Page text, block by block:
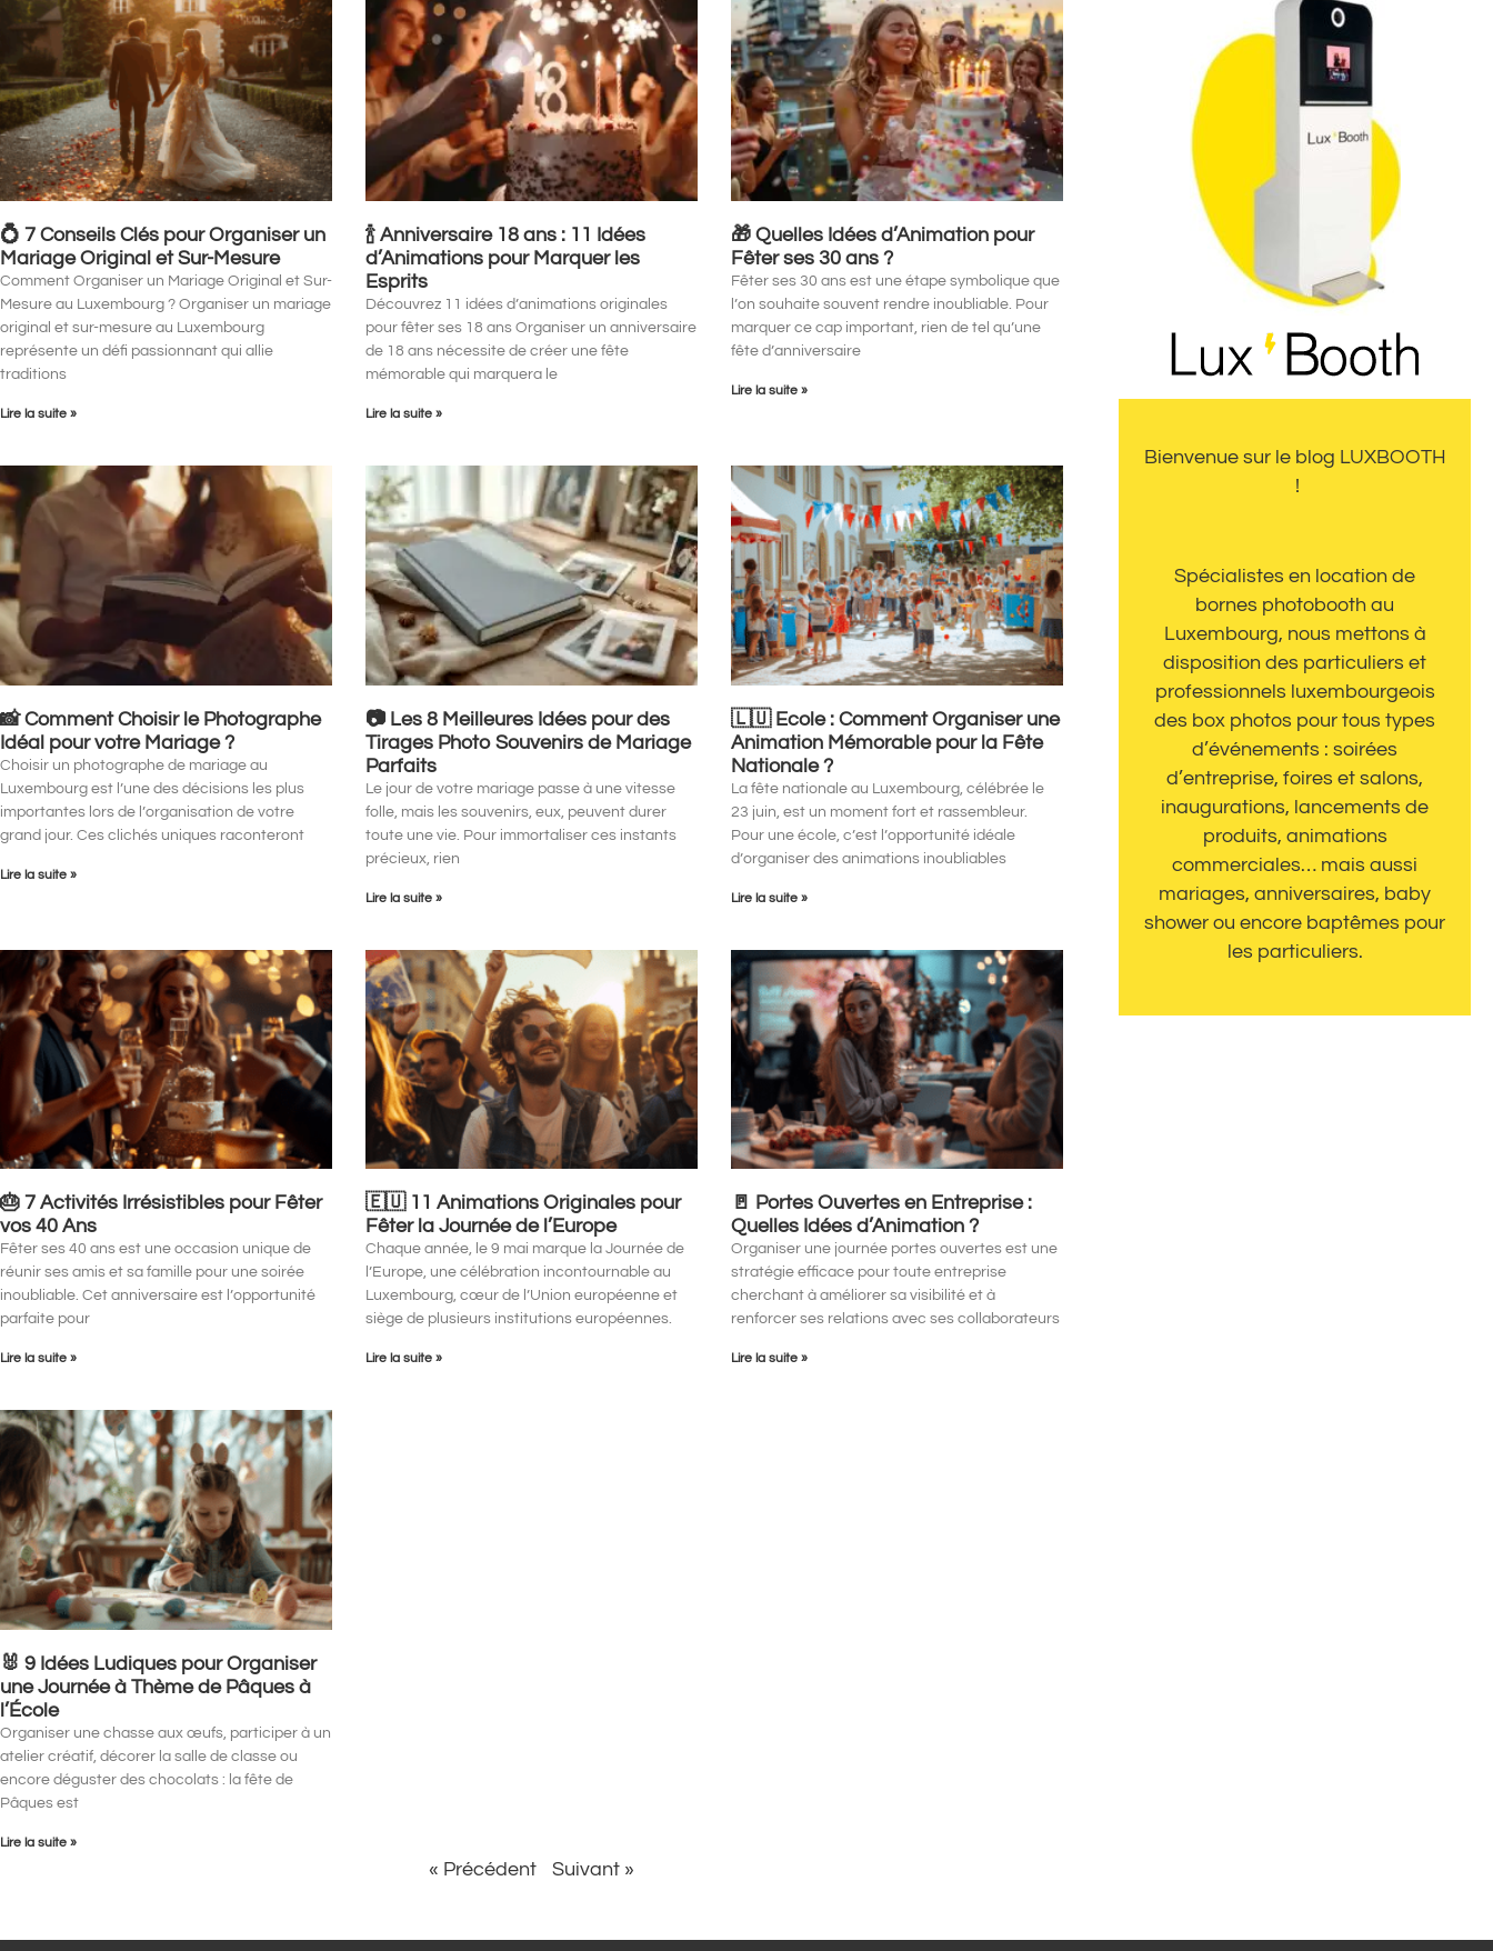
💍 7 Conseils Clés pour Organiser un
Mariage Original et Sur-Mesure
Comment Organiser un Mariage Original et Sur-
Mesure au Luxembourg ? Organiser un mariage
original et sur-mesure au Luxembourg
représente un défi passionnant qui allie
traditions
Lire la suite »
🍾 Anniversaire 18 ans : 11 Idées
d’Animations pour Marquer les
Esprits
Découvrez 11 idées d’animations originales
pour fêter ses 18 ans Organiser un anniversaire
de 18 ans nécessite de créer une fête
mémorable qui marquera le
Lire la suite »
🎁 Quelles Idées d’Animation pour
Fêter ses 30 ans ?
Fêter ses 30 ans est une étape symbolique que
l’on souhaite souvent rendre inoubliable. Pour
marquer ce cap important, rien de tel qu’une
fête d’anniversaire
Lire la suite »
📸 Comment Choisir le Photographe
Idéal pour votre Mariage ?
Choisir un photographe de mariage au
Luxembourg est l’une des décisions les plus
importantes lors de l’organisation de votre
grand jour. Ces clichés uniques raconteront
Lire la suite »
📷 Les 8 Meilleures Idées pour des
Tirages Photo Souvenirs de Mariage
Parfaits
Le jour de votre mariage passe à une vitesse
folle, mais les souvenirs, eux, peuvent durer
toute une vie. Pour immortaliser ces instants
précieux, rien
Lire la suite »
🇱🇺 Ecole : Comment Organiser une
Animation Mémorable pour la Fête
Nationale ?
La fête nationale au Luxembourg, célébrée le
23 juin, est un moment fort et rassembleur.
Pour une école, c’est l’opportunité idéale
d’organiser des animations inoubliables
Lire la suite »
🎂 7 Activités Irrésistibles pour Fêter
vos 40 Ans
Fêter ses 40 ans est une occasion unique de
réunir ses amis et sa famille pour une soirée
inoubliable. Cet anniversaire est l’opportunité
parfaite pour
Lire la suite »
🇪🇺 11 Animations Originales pour
Fêter la Journée de l’Europe
Chaque année, le 9 mai marque la Journée de
l’Europe, une célébration incontournable au
Luxembourg, cœur de l’Union européenne et
siège de plusieurs institutions européennes.
Lire la suite »
🚪 Portes Ouvertes en Entreprise :
Quelles Idées d’Animation ?
Organiser une journée portes ouvertes est une
stratégie efficace pour toute entreprise
cherchant à améliorer sa visibilité et à
renforcer ses relations avec ses collaborateurs
Lire la suite »
🐰 9 Idées Ludiques pour Organiser
une Journée à Thème de Pâques à
l’École
Organiser une chasse aux œufs, participer à un
atelier créatif, décorer la salle de classe ou
encore déguster des chocolats : la fête de
Pâques est
Lire la suite »
« Précédent Suivant »
Bienvenue sur le blog LUXBOOTH
!
Spécialistes en location de
bornes photobooth au
Luxembourg, nous mettons à
disposition des particuliers et
professionnels luxembourgeois
des box photos pour tous types
d’événements : soirées
d’entreprise, foires et salons,
inaugurations, lancements de
produits, animations
commerciales… mais aussi
mariages, anniversaires, baby
shower ou encore baptêmes pour
les particuliers.